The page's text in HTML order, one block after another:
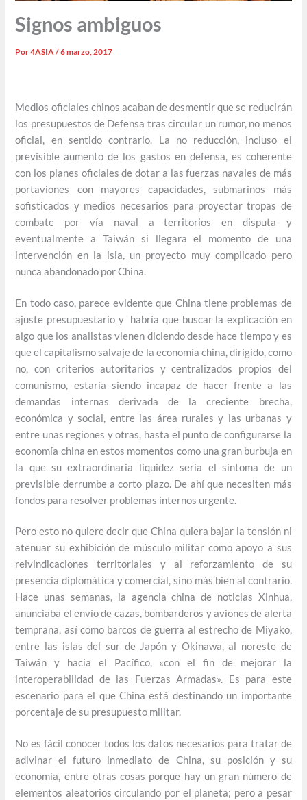
Signos ambiguos
Por4ASIA/6 marzo, 2017
Medios oficiales chinos acaban de desmentir que se reducirán
los presupuestos de Defensa tras circular un rumor, no menos
oficial, en sentido contrario. La no reducción, incluso el
previsible aumento de los gastos en defensa, es coherente
con los planes oficiales de dotar a las fuerzas navales de más
portaviones con mayores capacidades, submarinos más
sofisticados y medios necesarios para proyectar tropas de
combate por vía naval a territorios en disputa y
eventualmente a Taiwán si llegara el momento de una
intervención en la isla, un proyecto muy complicado pero
nunca abandonado por China.
En todo caso, parece evidente que China tiene problemas de
ajuste presupuestario y habría que buscar la explicación en
algo que los analistas vienen diciendo desde hace tiempo y es
que el capitalismo salvaje de la economía china, dirigido, como
no, con criterios autoritarios y centralizados propios del
comunismo, estaría siendo incapaz de hacer frente a las
demandas internas derivada de la creciente brecha,
económica y social, entre las área rurales y las urbanas y
entre unas regiones y otras, hasta el punto de configurarse la
economía china en estos momentos como una gran burbuja en
la que su extraordinaria liquidez sería el síntoma de un
previsible derrumbe a corto plazo. De ahí que necesiten más
fondos para resolver problemas internos urgente.
Pero esto no quiere decir que China quiera bajar la tensión ni
atenuar su exhibición de músculo militar como apoyo a sus
reivindicaciones territoriales y al reforzamiento de su
presencia diplomática y comercial, sino más bien al contrario.
Hace unas semanas, la agencia china de noticias Xinhua,
anunciaba el envío de cazas, bombarderos y aviones de alerta
temprana, así como barcos de guerra al estrecho de Miyako,
entre las islas del sur de Japón y Okinawa, al noreste de
Taiwán y hacia el Pacífico, «con el fin de mejorar la
interoperabilidad de las Fuerzas Armadas». Es para este
escenario para el que China está destinando un importante
porcentaje de su presupuesto militar.
No es fácil conocer todos los datos necesarios para tratar de
adivinar el futuro inmediato de China, su posición y su
economía, entre otras cosas porque hay un gran número de
elementos aleatorios circulando por el planeta; pero a pesar